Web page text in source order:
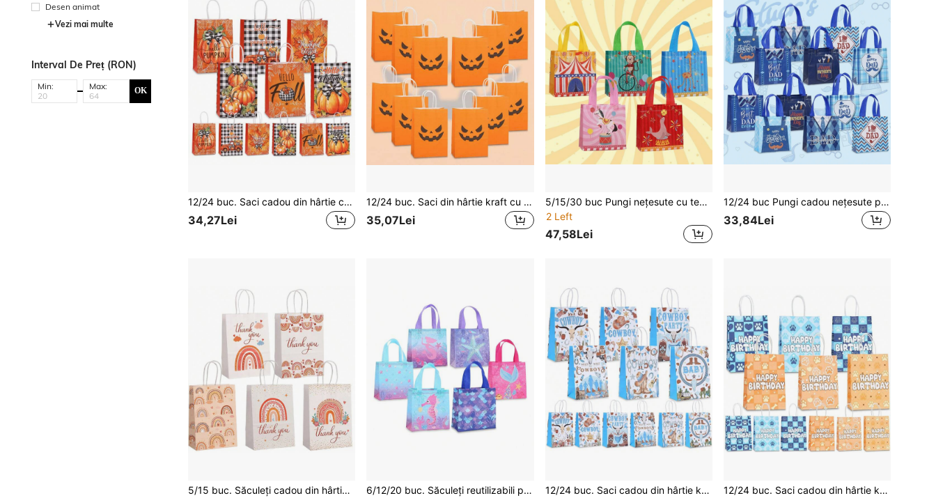
Desen animat
Vezi mai multe
Interval De Preț (RON)
Min: Max: OK
12/24 buc. Saci cadou din hârtie cu temă de Zi a Reciunii, stil rustic, negru și alb, cu model imprimat în carouri, dovac și frunze de arțar, potriviți pentru zi de naștere, celebrare de toamnă, festivalul recoltei, ambalare cadouri, ambalare cadouri de Crăciun, depozitare obiecte zilnice și cumpărături
34,27Lei
12/24 buc. Saci din hârtie kraft cu imprimeu de dovac horror, portbagaje pliabile portocalii și negre de Halloween, potriviți pentru jocuri Trick or Treat, zile de naștere, petreceri costumate de Halloween, ambalare cadouri, depozitare obiecte și cumpărături
35,07Lei
5/15/30 buc Pungi nețesute cu tema carnavalului de circ, pungi de cadou reutilizabile colorate cu imprimeuri cu animale de circ, potrivite pentru ziua de naștere a copiilor, decorare și depozitare a petrecerii de carnaval, suveniruri pentru sărbători, consumabile pentru petreceri cu tema circ
2 Left
47,58Lei
12/24 buc Pungi cadou nețesute pentru Ziua Tatălui, culori albastre asortate cu diverse imprimeuri cu modele de îmbrăcăminte pentru bărbați, potrivite pentru petreceri de Ziua Tatălui, ziua de naștere a tatălui, reuniune în familie, împachetare cadouri pentru tată, bunic, soț
33,84Lei
5/15 buc. Săculeți cadou din hârtie kraft cu imprimeu boem curcubeu și text "Thank You", potriviți pentru petreceri tematice, nunți, ambalare cadouri pentru petreceri de zi de naștere, decorațiuni și cadouri pentru petrecere bridal shower, cadouri pentru oaspeți
6/12/20 buc. Săculeți reutilizabili pentru petreceri cu tematică oceanică, din material nețesut, săculeți mici de cumpărături, săculeți pentru ambalare cadouri, multicolori, cu modele oceanice (căluț de mare, stea de mare), potriviți pentru nunți, sărbători, botezuri, zile de naștere, aniversări și cumpărături, geantă de plajă, design cu tematică oceanică, mâner rezistent, potriviți pentru Halloween
12/24 buc. Saci cadou din hârtie kraft albastră, stil Wild West, cu imprimeu Cowboy, Texas Ranger și Wanted Poster, pentru ambalare cadouri, potriviți pentru zi de naștere, decor atmosferic pentru reuniuni de familie, depozitare articole de camping și călătorii, ambalare cadouri de retur pentru petrecere de vară în stil cowboy 12/24 buc. Saci cadou din hârtie kraft, seria Animal Paw, cu model geometric minimalist imprimat albastru și portocaliu, pentru decorarea petrecerii de zi de naștere, potriviți pentru petreceri tematice cu animale de companie, adunări în aer liber, ambalare cadouri, La mulți ani